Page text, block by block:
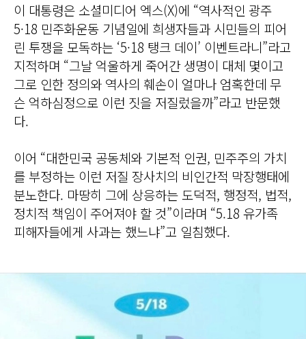
이 대통령은 소셜미디어 엑스(X)에 “역사적인 광주
5·18 민주화운동 기념일에 희생자들과 시민들의 피어
린 투쟁을 모독하는 ‘5·18 탱크 데이’ 이벤트라니”라고
지적하며 “그날 억울하게 죽어간 생명이 대체 몇이고
그로 인한 정의와 역사의 훼손이 얼마나 엄혹한데 무
슨 억하심정으로 이런 짓을 저질렀을까”라고 반문했
다.
이어 “대한민국 공동체와 기본적 인권, 민주주의 가치
를 부정하는 이런 저질 장사치의 비인간적 막장행태에
분노한다. 마땅히 그에 상응하는 도덕적, 행정적, 법적,
정치적 책임이 주어져야 할 것”이라며 “5.18 유가족
피해자들에게 사과는 했느냐”고 일침했다.